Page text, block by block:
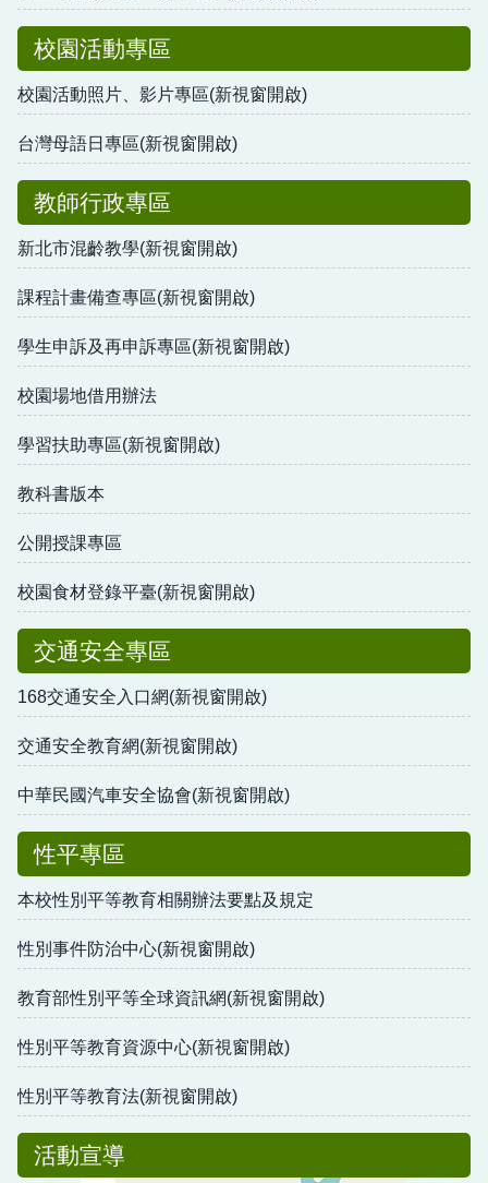
校園活動專區
校園活動照片、影片專區(新視窗開啟)
台灣母語日專區(新視窗開啟)
教師行政專區
新北市混齡教學(新視窗開啟)
課程計畫備查專區(新視窗開啟)
學生申訴及再申訴專區(新視窗開啟)
校園場地借用辦法
學習扶助專區(新視窗開啟)
教科書版本
公開授課專區
校園食材登錄平臺(新視窗開啟)
交通安全專區
168交通安全入口網(新視窗開啟)
交通安全教育網(新視窗開啟)
中華民國汽車安全協會(新視窗開啟)
性平專區
本校性別平等教育相關辦法要點及規定
性別事件防治中心(新視窗開啟)
教育部性別平等全球資訊網(新視窗開啟)
性別平等教育資源中心(新視窗開啟)
性別平等教育法(新視窗開啟)
活動宣導